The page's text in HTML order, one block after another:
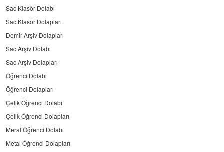
Sac Klasör Dolabı
Sac Klasör Dolapları
Demir Arşiv Dolapları
Sac Arşiv Dolabı
Sac Arşiv Dolapları
Öğrenci Dolabı
Öğrenci Dolapları
Çelik Öğrenci Dolabı
Çelik Öğrenci Dolapları
Meral Öğrenci Dolabı
Metal Öğrenci Dolapları